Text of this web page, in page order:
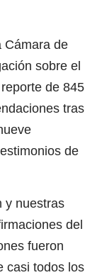
Cámara de
sobre el
de 845
tras
de
y nuestras
del
fueron
casi todos los